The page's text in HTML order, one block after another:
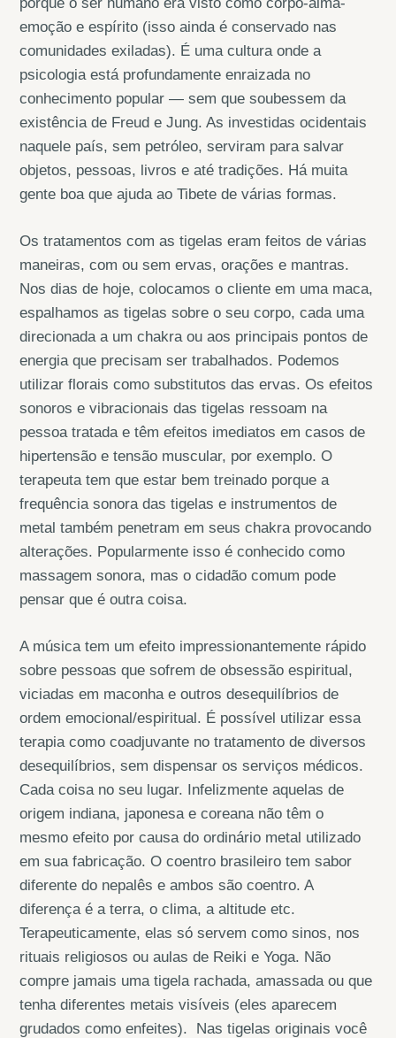
emoção e espírito (isso ainda é conservado nas
comunidades exiladas). É uma cultura onde a
psicologia está profundamente enraizada no
conhecimento popular — sem que soubessem da
existência de Freud e Jung. As investidas ocidentais
naquele país, sem petróleo, serviram para salvar
objetos, pessoas, livros e até tradições. Há muita
gente boa que ajuda ao Tibete de várias formas.
Os tratamentos com as tigelas eram feitos de várias
maneiras, com ou sem ervas, orações e mantras.
Nos dias de hoje, colocamos o cliente em uma maca,
espalhamos as tigelas sobre o seu corpo, cada uma
direcionada a um chakra ou aos principais pontos de
energia que precisam ser trabalhados. Podemos
utilizar florais como substitutos das ervas. Os efeitos
sonoros e vibracionais das tigelas ressoam na
pessoa tratada e têm efeitos imediatos em casos de
hipertensão e tensão muscular, por exemplo. O
terapeuta tem que estar bem treinado porque a
frequência sonora das tigelas e instrumentos de
metal também penetram em seus chakra provocando
alterações. Popularmente isso é conhecido como
massagem sonora, mas o cidadão comum pode
pensar que é outra coisa.
A música tem um efeito impressionantemente rápido
sobre pessoas que sofrem de obsessão espiritual,
viciadas em maconha e outros desequilíbrios de
ordem emocional/espiritual. É possível utilizar essa
terapia como coadjuvante no tratamento de diversos
desequilíbrios, sem dispensar os serviços médicos.
Cada coisa no seu lugar. Infelizmente aquelas de
origem indiana, japonesa e coreana não têm o
mesmo efeito por causa do ordinário metal utilizado
em sua fabricação. O coentro brasileiro tem sabor
diferente do nepalês e ambos são coentro. A
diferença é a terra, o clima, a altitude etc.
Terapeuticamente, elas só servem como sinos, nos
rituais religiosos ou aulas de Reiki e Yoga. Não
compre jamais uma tigela rachada, amassada ou que
tenha diferentes metais visíveis (eles aparecem
grudados como enfeites). Nas tigelas originais você